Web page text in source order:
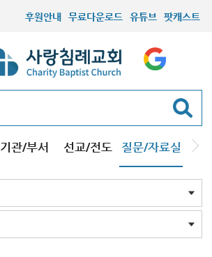
후원안내 무료다운로드 유튜브 팟캐스트
기관/부서 선교/전도 질문/자료실